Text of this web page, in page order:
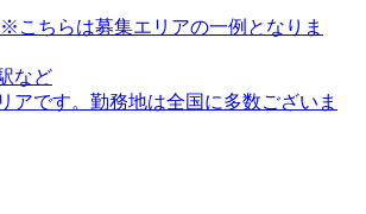
こちらは募集エリアの一例となりま
など
アです。勤務地は全国に多数ございま